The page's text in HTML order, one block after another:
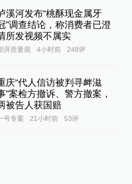
溪河发布“桃酥现金属牙
”调查结论，称消费者已澄
所发视频不属实
湃质量观 4小时前 248评
庆“代人信访被判寻衅滋
”案检方撤诉、警方撤案，
被告人获国赔
号专案 21小时前 53评